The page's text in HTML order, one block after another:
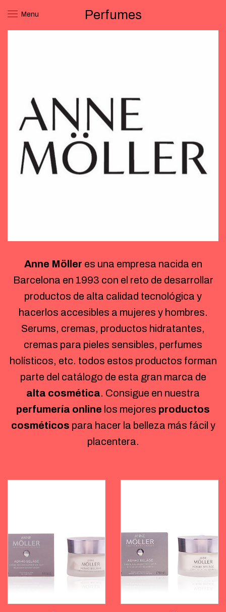
Menu Perfumes
Anne Möller es una empresa nacida en
Barcelona en 1993 con el reto de desarrollar
productos de alta calidad tecnológica y
hacerlos accesibles a mujeres y hombres.
Serums, cremas, productos hidratantes,
cremas para pieles sensibles, perfumes
holísticos, etc. todos estos productos forman
parte del catálogo de esta gran marca de
alta cosmética. Consigue en nuestra
perfumería online los mejores productos
cosméticos para hacer la belleza más fácil y
placentera.